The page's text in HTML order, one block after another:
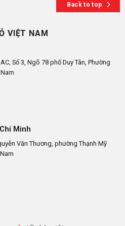
Back to top
VIỆT NAM
Số 3, Ngõ 78 phố Duy Tân, Phường
Minh
Văn Thương, phường Thạnh Mỹ